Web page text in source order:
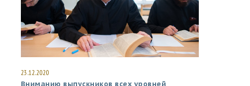
23.12.2020
Вниманию выпускников всех уровней